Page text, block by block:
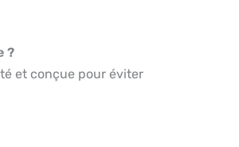
?
et conçue pour éviter